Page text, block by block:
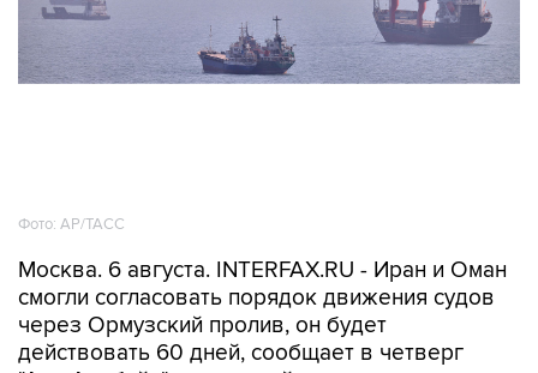
Фото: AP/ТАСС
Москва. 6 августа. INTERFAX.RU - Иран и Оман
смогли согласовать порядок движения судов
через Ормузский пролив, он будет
действовать 60 дней, сообщает в четверг